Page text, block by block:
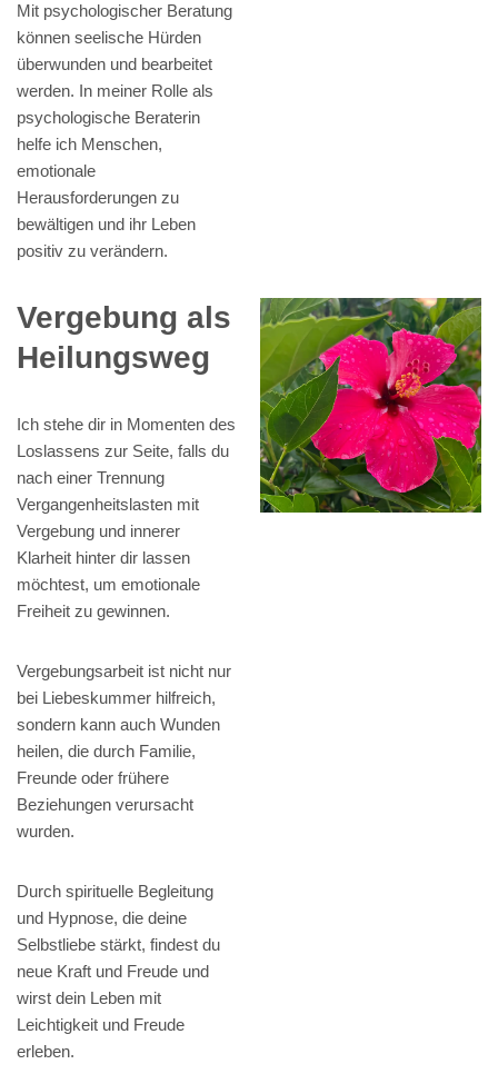
Mit psychologischer Beratung
können seelische Hürden
überwunden und bearbeitet
werden. In meiner Rolle als
psychologische Beraterin
helfe ich Menschen,
emotionale
Herausforderungen zu
bewältigen und ihr Leben
positiv zu verändern.
Vergebung als
Heilungsweg
Ich stehe dir in Momenten des
Loslassens zur Seite, falls du
nach einer Trennung
Vergangenheitslasten mit
Vergebung und innerer
Klarheit hinter dir lassen
möchtest, um emotionale
Freiheit zu gewinnen.
Vergebungsarbeit ist nicht nur
bei Liebeskummer hilfreich,
sondern kann auch Wunden
heilen, die durch Familie,
Freunde oder frühere
Beziehungen verursacht
wurden.
Durch spirituelle Begleitung
und Hypnose, die deine
Selbstliebe stärkt, findest du
neue Kraft und Freude und
wirst dein Leben mit
Leichtigkeit und Freude
erleben.